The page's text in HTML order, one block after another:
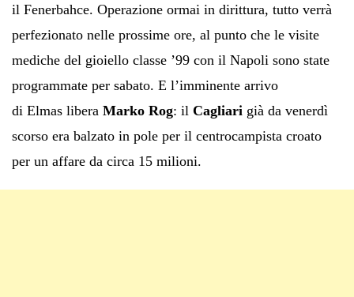
il Fenerbahce. Operazione ormai in dirittura, tutto verrà
perfezionato nelle prossime ore, al punto che le visite
mediche del gioiello classe ’99 con il Napoli sono state
programmate per sabato. E l’imminente arrivo
di Elmas libera Marko Rog: il Cagliari già da venerdì
scorso era balzato in pole per il centrocampista croato
per un affare da circa 15 milioni.